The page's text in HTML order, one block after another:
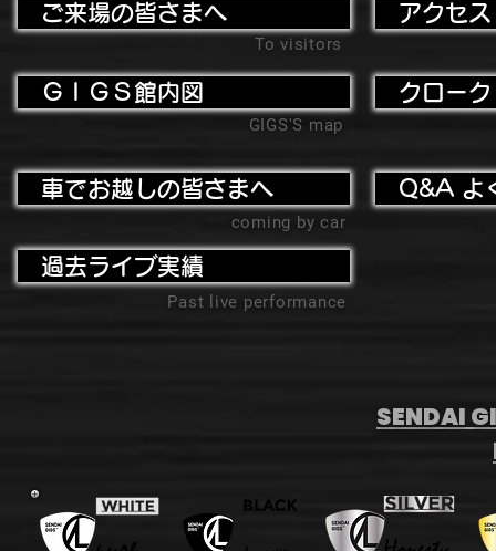
ご来場の皆さまへ
To visitors
ＧＩＧＳ館内図
GIGS'S map
アクセ
クローク
車でお越しの皆さまへ
coming by car
過去ライブ実績
Past live performance
Q&A よ
SENDAI